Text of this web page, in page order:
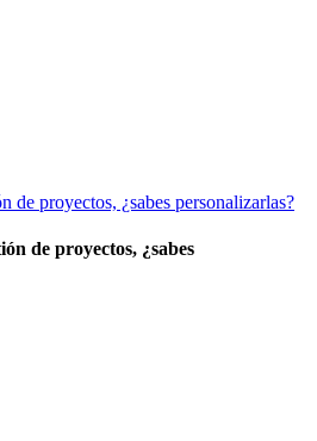
de proyectos, ¿sabes personalizarlas?
de proyectos, ¿sabes